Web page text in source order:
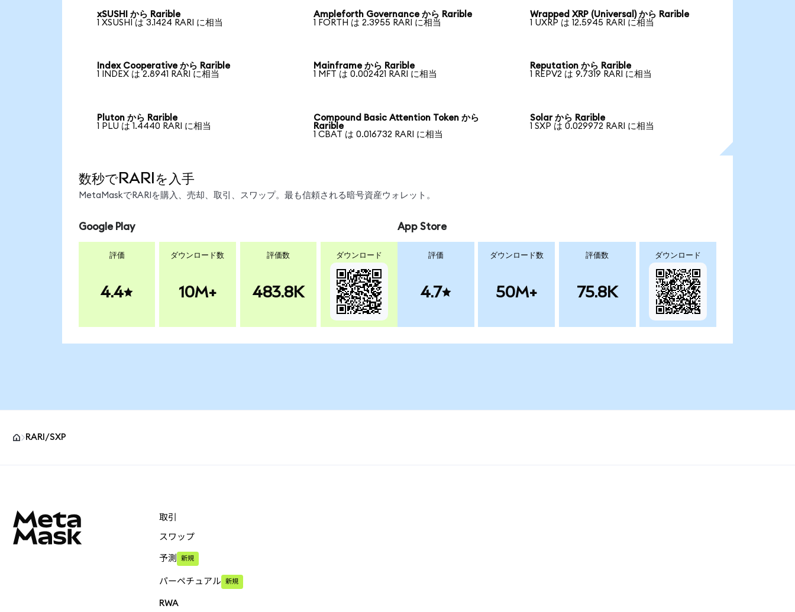
xSUSHI から Rarible
1 XSUSHI は 3.1424 RARI に相当
Ampleforth Governance から Rarible
1 FORTH は 2.3955 RARI に相当
Wrapped XRP (Universal) から Rarible
1 UXRP は 12.5945 RARI に相当
Index Cooperative から Rarible
1 INDEX は 2.8941 RARI に相当
Mainframe から Rarible
1 MFT は 0.002421 RARI に相当
Reputation から Rarible
1 REPV2 は 9.7319 RARI に相当
Pluton から Rarible
1 PLU は 1.4440 RARI に相当
Compound Basic Attention Token から
Rarible
1 CBAT は 0.016732 RARI に相当
Solar から Rarible
1 SXP は 0.029972 RARI に相当
数秒でRARIを入手
MetaMaskでRARIを購入、売却、取引、スワップ。最も信頼される暗号資産ウォレット。
Google Play
評価
4.4
ダウンロード数
10M+
評価数
483.8K
ダウンロード
App Store
評価
4.7
ダウンロード数
50M+
評価数
75.8K
ダウンロード
RARI/SXP
取引
スワップ
予測 新規
パーペチュアル 新規
RWA